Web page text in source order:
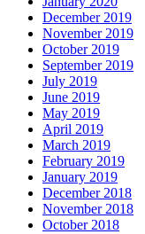
December 2019
November 2019
October 2019
September 2019
July 2019
June 2019
May 2019
April 2019
March 2019
February 2019
January 2019
December 2018
November 2018
October 2018